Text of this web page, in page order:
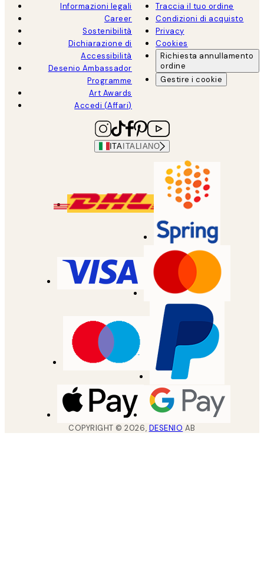
Informazioni legali
Career
Sostenibilità
Dichiarazione di
Accessibilità
Desenio Ambassador
Programme
Art Awards
Accedi (Affari)
Traccia il tuo ordine
Condizioni di acquisto
Privacy
Cookies
Richiesta annullamento
ordine
Gestire i cookie
ITA ITALIANO
COPYRIGHT ©2026, DESENIO AB